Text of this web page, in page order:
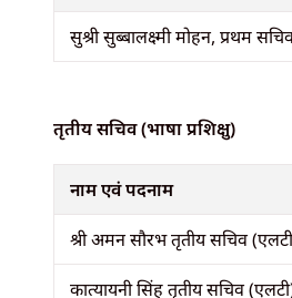
सुश्री सुब्बालक्ष्मी मोहन, प्रथम
तृतीय सचिव (भाषा प्रशिक्षु)
नाम एवं पदनाम
श्री अमन सौरभ तृतीय सचिव
कात्यायनी सिंह तृतीय सचिव